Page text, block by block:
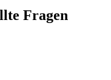
Fragen